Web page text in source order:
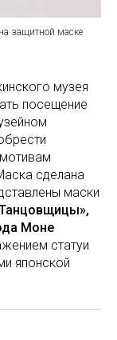
защитной маске
музея
посещение
сделана
маски
Моне
статуи
японской